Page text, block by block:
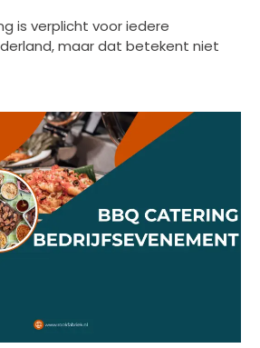
is verplicht voor iedere
maar dat betekent niet